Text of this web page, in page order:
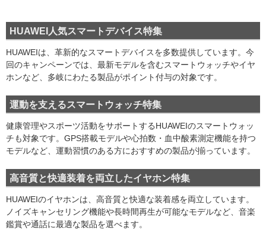
HUAWEI人気スマートデバイス特集
HUAWEIは、革新的なスマートデバイスを多数提供しています。今
回のキャンペーンでは、最新モデルを含むスマートウォッチやイヤ
ホンなど、多岐にわたる製品がポイント付与の対象です。
運動を支えるスマートウォッチ特集
健康管理やスポーツ活動をサポートするHUAWEIのスマートウォッ
チも対象です。GPS搭載モデルや心拍数・血中酸素測定機能を持つ
モデルなど、運動習慣のある方におすすめの製品が揃っています。
高音質と快適装着を両立したイヤホン特集
HUAWEIのイヤホンは、高音質と快適な装着感を両立しています。
ノイズキャンセリング機能や長時間再生が可能なモデルなど、音楽
鑑賞や通話に最適な製品を選べます。